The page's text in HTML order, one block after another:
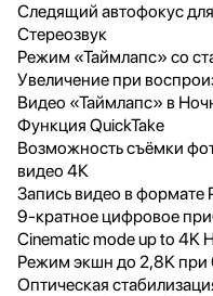
Следящий автофокус
Стереозвук
Режим «Таймлапс» со
Увеличение при
Видео «Таймлапс» в
Функция QuickTake
Возможность съёмки
видео 4К
Запись видео в формате
9-кратное цифровое
Cinematic mode up to 4K
Режим экшн до 2,8K при
Оптическая